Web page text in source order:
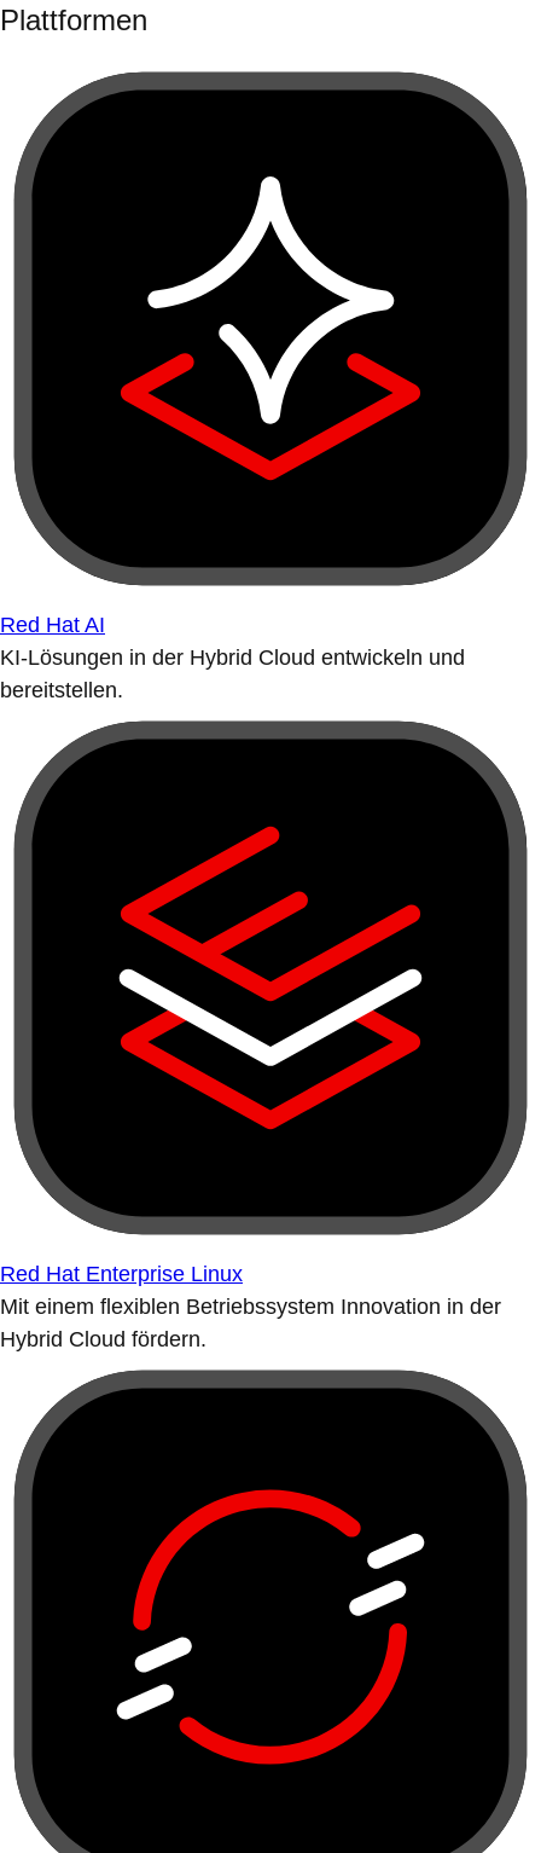
Plattformen
Red Hat AI
KI-Lösungen in der Hybrid Cloud entwickeln und
bereitstellen.
Red Hat Enterprise Linux
Mit einem flexiblen Betriebssystem Innovation in der
Hybrid Cloud fördern.